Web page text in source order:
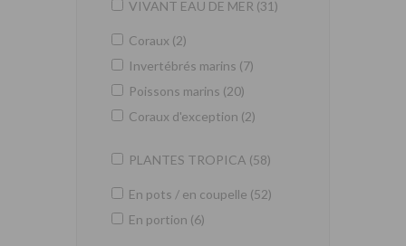
VIVANT EAU DE MER (31)
Coraux (2)
Invertébrés marins (7)
Poissons marins (20)
Coraux d'exception (2)
PLANTES TROPICA (58)
En pots / en coupelle (52)
En portion (6)